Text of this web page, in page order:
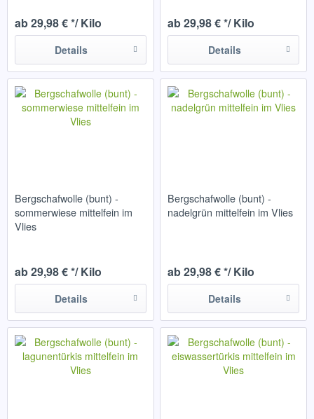
ab 29,98 € */ Kilo
Details
ab 29,98 € */ Kilo
Details
Bergschafwolle (bunt) -
sommerwiese mittelfein im
Vlies
ab 29,98 € */ Kilo
Details
Bergschafwolle (bunt) -
nadelgrün mittelfein im Vlies
ab 29,98 € */ Kilo
Details